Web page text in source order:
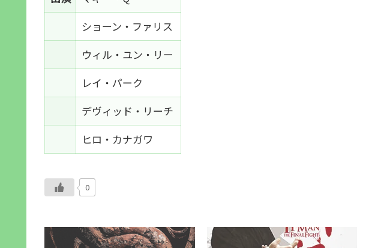
ショーン・ファリス
ウィル・ユン・リー
レイ・パーク
デヴィッド・リーチ
ヒロ・カナガワ
0